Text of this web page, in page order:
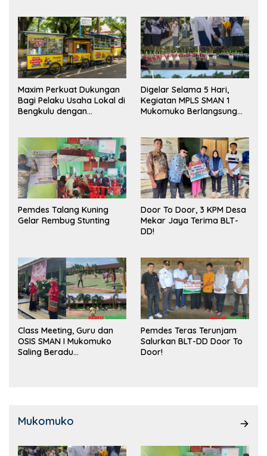
Maxim Perkuat Dukungan
Bagi Pelaku Usaha Lokal di
Bengkulu dengan
Pasar
Digelar Selama 5 Hari,
Kegiatan MPLS SMAN 1
Mukomuko Berlangsung
Pemdes Talang Kuning
Gelar Rembug Stunting
Door To Door, 3 KPM Desa
Mekar Jaya Terima BLT-
DD!
Class Meeting, Guru dan
OSIS SMAN I Mukomuko
Saling Beradu
Pemdes Teras Terunjam
Salurkan BLT-DD Door To
Door!
Mukomuko